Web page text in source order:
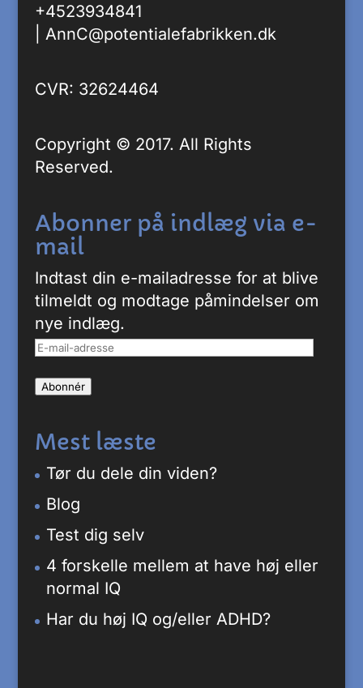
+4523934841
AnnC@potentialefabrikken.dk
CVR: 32624464
Copyright © 2017. All Rights
Reserved.
Abonner på indlæg via e-
mail
Indtast din e-mailadresse for at blive
tilmeldt og modtage påmindelser om
nye indlæg.
E-
adresse
Abonnér
Mest læste
Tør du dele din viden?
Blog
Test dig selv
4 forskelle mellem at have høj eller
normal IQ
Har du høj IQ og/eller ADHD?